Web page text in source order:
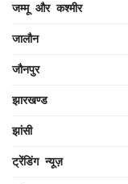
जम्मू और कश्मीर
जालौन
जौनपुर
झारखण्ड
झांसी
ट्रेंडिंग न्यूज़